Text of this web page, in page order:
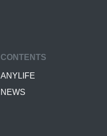
CONTENTS
ANYLIFE
NEWS